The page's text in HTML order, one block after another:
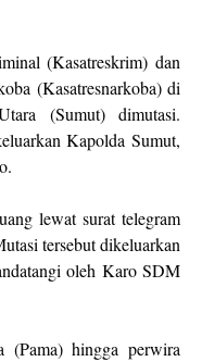
(Kasatreskrim) dan
(Kasatresnarkoba) di
(Sumut) dimutasi.
Kapolda Sumut,
lewat surat telegram
tersebut dikeluarkan
oleh Karo SDM
(Pama) hingga perwira